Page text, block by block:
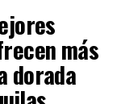
más
dorada